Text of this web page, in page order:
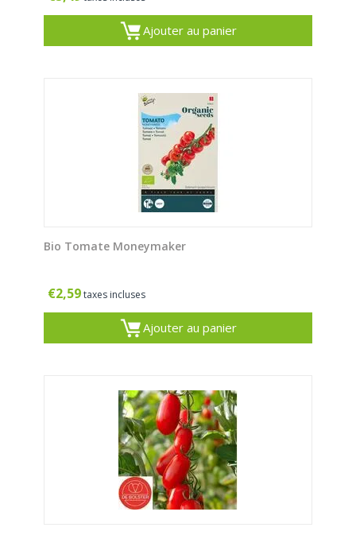
Ajouter au panier
Bio Tomate Moneymaker
€2,59taxes incluses
Ajouter au panier